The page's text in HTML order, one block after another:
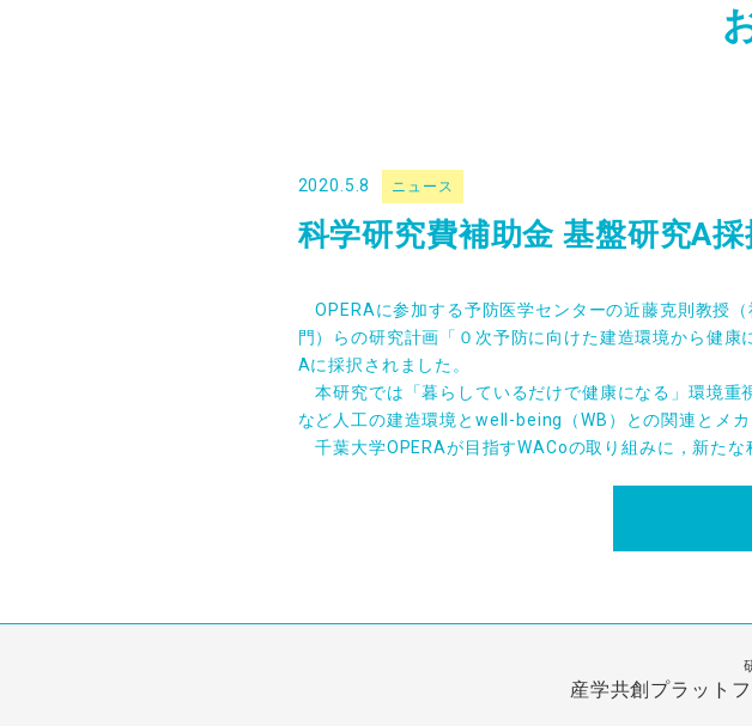
2020.5.8 ニュース
科学研究費補助金 基盤研究A採
OPERAに参加する予防医学センターの近藤克則教授
門）らの研究計画「０次予防に向けた建造環境から健
Aに採択されました。
本研究では「暮らしているだけで健康になる」環境重
など人工の建造環境とwell-being（WB）との関連とメ
千葉大学OPERAが目指すWACoの取り組みに，新た
産学共創プラット